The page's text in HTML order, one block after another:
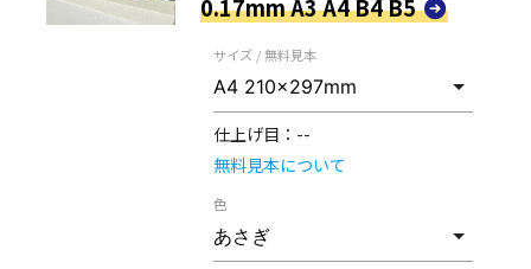
0.17mm A3 A4 B4 B5
サイズ / 無料見本
仕上げ目： --
無料見本について
色